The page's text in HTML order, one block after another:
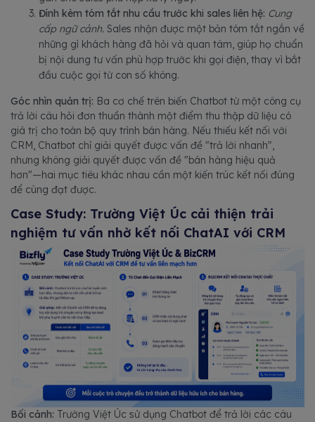
Đính kèm tóm tắt nhu cầu trước khi sales liên hệ: Cung
cấp ngữ cảnh. Sales nhận được một bản tóm tắt ngắn về
những gì khách hàng đã hỏi và quan tâm, giúp họ chuẩn
bị nội dung tư vấn phù hợp trước khi gọi điện, thay vì bắt
đầu cuộc gọi từ con số không.
Góc nhìn quản trị: Ba cơ chế trên biến Chatbot từ một công cụ
trả lời câu hỏi đơn thuần thành một điểm thu thập dữ liệu có
giá trị cho toàn bộ quy trình bán hàng. Nếu thiếu kết nối với
CRM, Chatbot chỉ giải quyết được vấn đề "trả lời nhanh",
nhưng không giải quyết được vấn đề "bán hàng hiệu quả
hơn"—hai mục tiêu khác nhau cần một kiến trúc kết nối đúng
để cùng đạt được.
Case Study: Trường Việt Úc cải thiện trải
nghiệm tư vấn nhờ kết nối ChatAI với CRM
Bối cảnh: Trường Việt Úc sử dụng Chatbot để trả lời các câu